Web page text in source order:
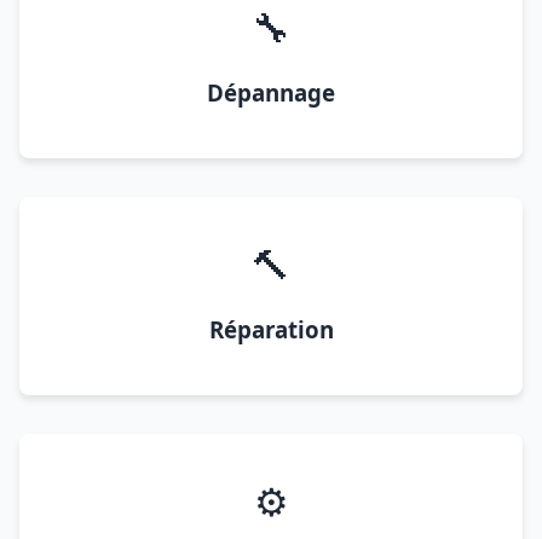
🔧
Dépannage
🔨
Réparation
⚙️